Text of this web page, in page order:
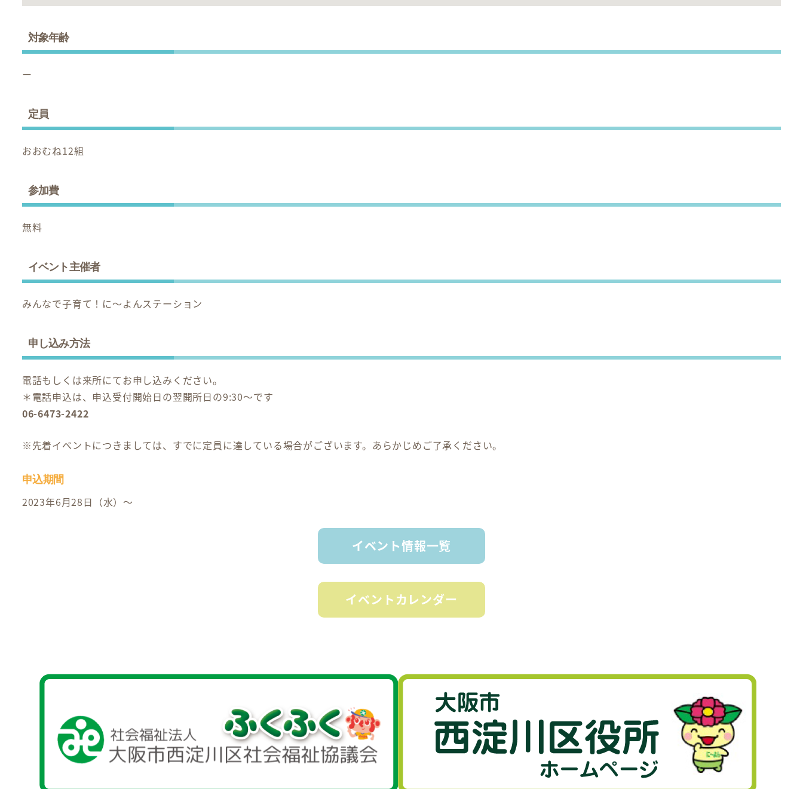
対象年齢
ー
定員
おおむね12組
参加費
無料
イベント主催者
みんなで子育て！に～よんステーション
申し込み方法
電話もしくは来所にてお申し込みください。
＊電話申込は、申込受付開始日の翌開所日の9:30～です
06-6473-2422
※先着イベントにつきましては、すでに定員に達している場合がございます。あらかじめご了承ください。
申込期間
2023年6月28日（水）～
イベント情報一覧
イベントカレンダー